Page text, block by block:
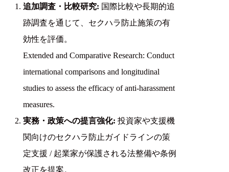
追加調査・比較研究: 国際比較や長期的追
跡調査を通じて、セクハラ防止施策の有
効性を評価。
Extended and Comparative Research: Conduct
international comparisons and longitudinal
studies to assess the efficacy of anti-harassment
measures.
実務・政策への提言強化: 投資家や支援機
関向けのセクハラ防止ガイドラインの策
定支援 / 起業家が保護される法整備や条例
改正を提案。